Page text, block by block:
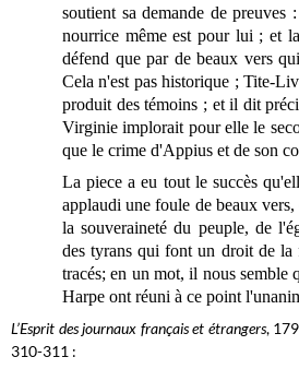
soutient sa demande de
nourrice même est pour lui ; et
défend que par de beaux vers
Cela n'est pas historique ; Tite-
produit des témoins ; et il dit
Virginie implorait pour elle le
que le crime d'Appius et de son
La piece a eu tout le succès
applaudi une foule de beaux
la souveraineté du peuple, de
des tyrans qui font un droit de la
tracés; en un mot, il nous semble
Harpe ont réuni à ce point
L’Esprit des journaux français et étrangers,
310-311 :